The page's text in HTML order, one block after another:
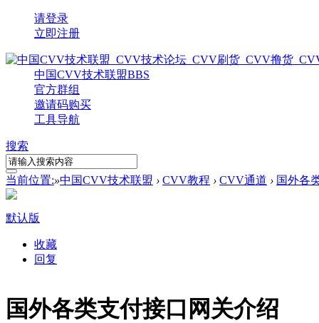
请登录
立即注册
中国CVV技术联盟BBS
官方群组
邀请码购买
工具导航
搜索
当前位置:»中国CVV技术联盟 › CVV教程 › CVV通道 › 国外各
默认版
收藏
回复
国外各类支付接口网关介绍